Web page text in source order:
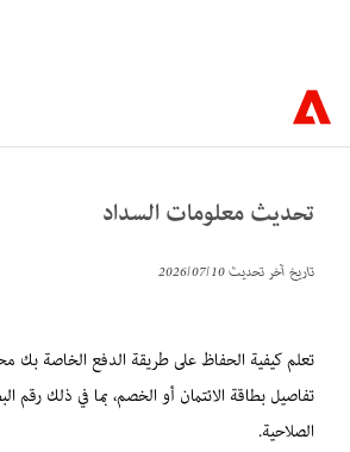
تحديث معلومات السداد
تاريخ آخر تحديث10‏/07‏/2026
تعلم كيفية الحفاظ على طريقة الدفع الخاصة
تفاصيل بطاقة الائتمان أو الخصم، بما في ذلك رقم
الصلاحية.